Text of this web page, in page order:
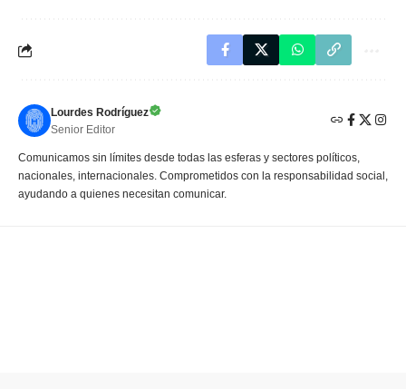
Lourdes Rodríguez
Senior Editor
Comunicamos sin límites desde todas las esferas y sectores políticos,
nacionales, internacionales. Comprometidos con la responsabilidad social,
ayudando a quienes necesitan comunicar.